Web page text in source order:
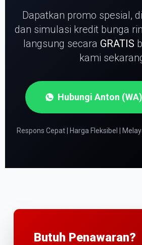
Dapatkan promo spesial,
dan simulasi kredit bunga
langsung secara GRATIS
kami
Hubungi Anton
Respons Cepat | Harga Fleksibel |
Butuh Penawaran?